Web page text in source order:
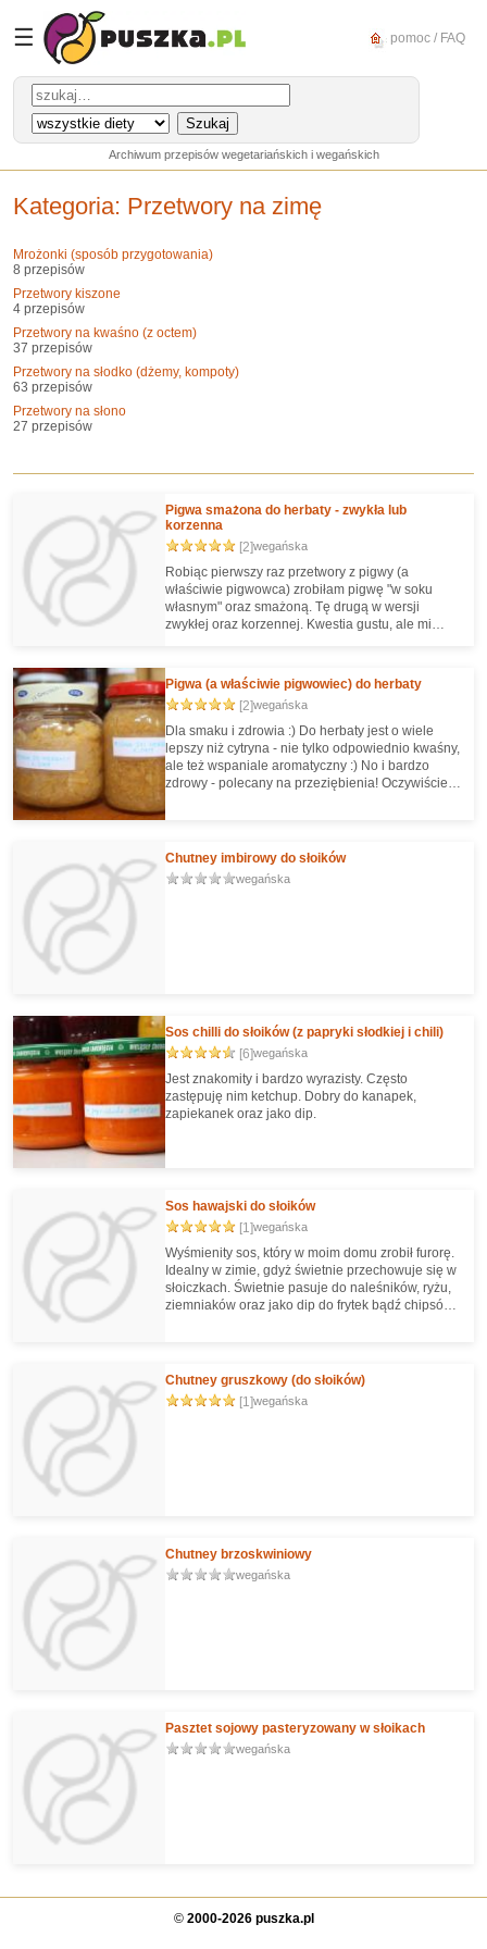
☰ pomoc / FAQ
Archiwum przepisów wegetariańskich i wegańskich
Kategoria: Przetwory na zimę
Mrożonki (sposób przygotowania)
8 przepisów
Przetwory kiszone
4 przepisów
Przetwory na kwaśno (z octem)
37 przepisów
Przetwory na słodko (dżemy, kompoty)
63 przepisów
Przetwory na słono
27 przepisów
Pigwa smażona do herbaty - zwykła lub
korzenna
[2]wegańska
Robiąc pierwszy raz przetwory z pigwy (a
właściwie pigwowca) zrobiłam pigwę "w soku
własnym" oraz smażoną. Tę drugą w wersji
zwykłej oraz korzennej. Kwestia gustu, ale mi
Świetnie się też nadaje do przełożenia ciasta,
jeśli potrzebny jest kwaśny dżem. Można ją wtedy
wymieszać z musem jabłkowym.
Pigwa (a właściwie pigwowiec) do herbaty
[2]wegańska
Dla smaku i zdrowia :) Do herbaty jest o wiele
lepszy niż cytryna - nie tylko odpowiednio kwaśny,
ale też wspaniale aromatyczny :) No i bardzo
zdrowy - polecany na przeziębienia! Oczywiście,
szarlotkę i robiąc dżemy, nie tylko jabłkowe.
Można też go używać do keksa czy innych ciast
razem lub zamiast owoców kandyzowanych.
Chutney imbirowy do słoików
wegańska
Sos chilli do słoików (z papryki słodkiej i chili)
[6]wegańska
Jest znakomity i bardzo wyrazisty. Często
zastępuję nim ketchup. Dobry do kanapek,
zapiekanek oraz jako dip.
Sos hawajski do słoików
[1]wegańska
Wyśmienity sos, który w moim domu zrobił furorę.
Idealny w zimie, gdyż świetnie przechowuje się w
słoiczkach. Świetnie pasuje do naleśników, ryżu,
ziemniaków oraz jako dip do frytek bądź chipsów.
Chutney gruszkowy (do słoików)
[1]wegańska
Chutney brzoskwiniowy
wegańska
Pasztet sojowy pasteryzowany w słoikach
wegańska
© 2000-2026 puszka.pl